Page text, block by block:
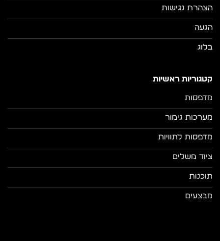
הצהרת נגישות
הגעה
בלוג
קטגוריות ראשיות
מדפסות
מערכות גימור
מדפסות לתוויות
ציוד משלים
תוכנות
מבצעים